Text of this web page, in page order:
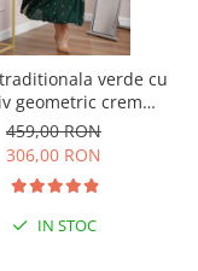
verde cu
geometric crem
Virginia 04
459,00 RON
306,00 RON
IN STOC